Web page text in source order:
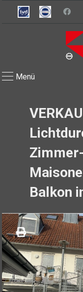
Menü
Zimmer-
Balkon